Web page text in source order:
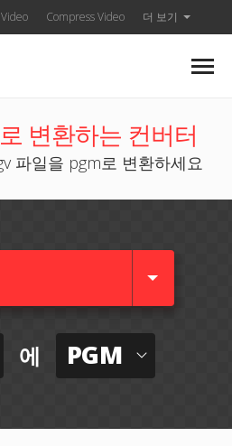
Compress Video 더 보기
변환하는 컨버터
파일을 pgm로 변환하세요
에 PGM